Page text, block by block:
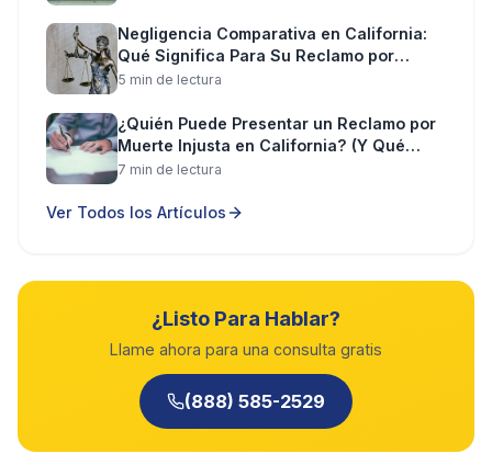
Negligencia Comparativa en California:
Qué Significa Para Su Reclamo por
Lesiones
5 min de lectura
¿Quién Puede Presentar un Reclamo por
Muerte Injusta en California? (Y Qué
Puede Recuperar)
7 min de lectura
Ver Todos los Artículos
¿Listo Para Hablar?
Llame ahora para una consulta gratis
(888) 585-2529